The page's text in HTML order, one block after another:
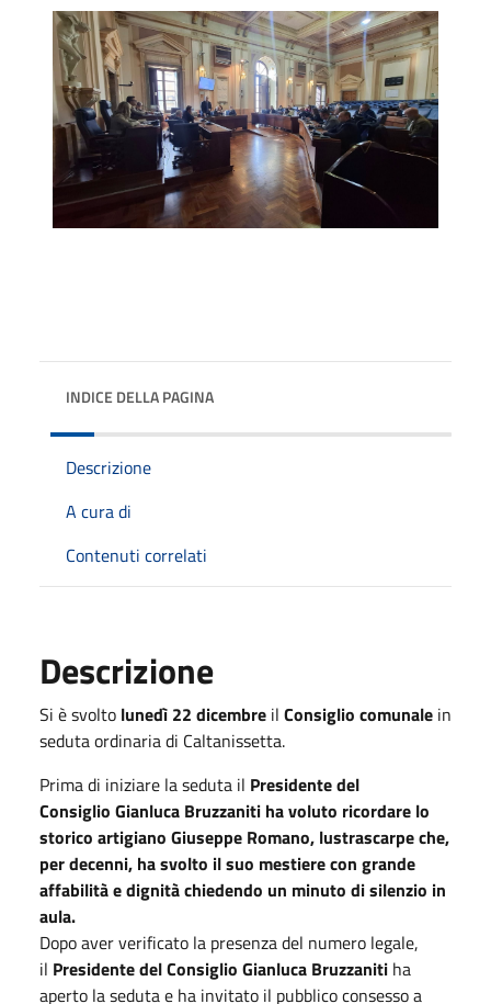
INDICE DELLA PAGINA
Descrizione
A cura di
Contenuti correlati
Descrizione
Si è svolto lunedì 22 dicembre il Consiglio comunale in
seduta ordinaria di Caltanissetta.
Prima di iniziare la seduta il Presidente del
Consiglio Gianluca Bruzzaniti ha voluto ricordare lo
storico artigiano Giuseppe Romano, lustrascarpe che,
per decenni, ha svolto il suo mestiere con grande
affabilità e dignità chiedendo un minuto di silenzio in
aula.
Dopo aver verificato la presenza del numero legale,
il Presidente del Consiglio Gianluca Bruzzaniti ha
aperto la seduta e ha invitato il pubblico consesso a